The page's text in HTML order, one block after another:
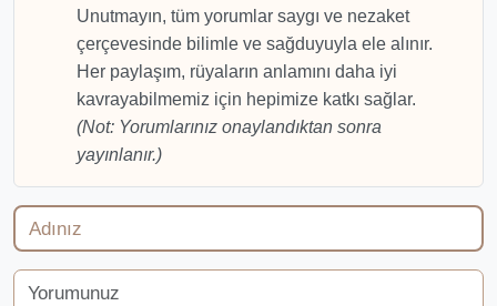
Unutmayın, tüm yorumlar saygı ve nezaket
çerçevesinde bilimle ve sağduyuyla ele alınır.
Her paylaşım, rüyaların anlamını daha iyi
kavrayabilmemiz için hepimize katkı sağlar.
(Not: Yorumlarınız onaylandıktan sonra
yayınlanır.)